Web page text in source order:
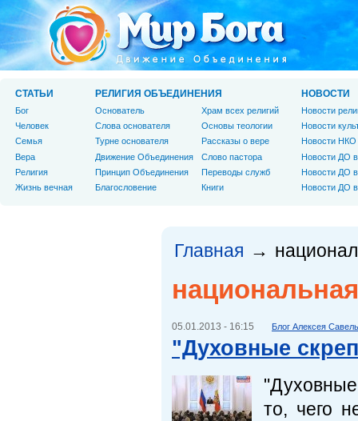
Главная →
05.01.2013 - 16:15 Блог Алексея
"Духовные
то, чего
СТАТЬИ
Бог
Человек
Cемья
Вера
Религия
Жизнь вечная
РЕЛИГИЯ ОБЪЕДИНЕНИЯ
Основатель
Слова основателя
Турне основателя
Движение Объединения
Принцип Объединения
Благословение
Храм всех религий
Основы теологии
Рассказы о вере
Слово пастора
Переводы служб
Книги
НОВОСТИ
Новости
Новости
Новости НКО
Новости ДО
Новости ДО
Новости ДО